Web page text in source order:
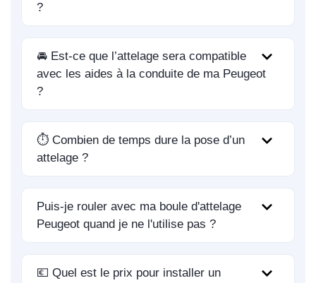
?
🚘 Est-ce que l’attelage sera compatible
avec les aides à la conduite de ma Peugeot
?
⏱️ Combien de temps dure la pose d’un
attelage ?
Puis-je rouler avec ma boule d'attelage
Peugeot quand je ne l'utilise pas ?
💶 Quel est le prix pour installer un